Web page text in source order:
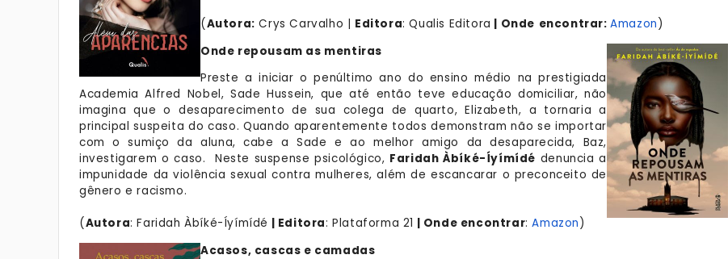
(Autora: Crys Carvalho | Editora: Qualis Editora | Onde encontrar:Amazon)
Onde repousam as mentiras
Preste a iniciar o penúltimo ano do ensino médio na prestigiada
Academia Alfred Nobel, Sade Hussein, que até então teve educação domiciliar, não
imagina que o desaparecimento de sua colega de quarto, Elizabeth, a tornaria a
principal suspeita do caso. Quando aparentemente todos demonstram não se importar
com o sumiço da aluna, cabe a Sade e ao melhor amigo da desaparecida, Baz,
investigarem o caso. Neste suspense psicológico, Faridah Àbíké-Íyímídé denuncia a
impunidade da violência sexual contra mulheres, além de escancarar o preconceito de
gênero e racismo.
(Autora: Faridah Àbíké-Íyímídé | Editora: Plataforma 21 | Onde encontrar:Amazon)
Acasos, cascas e camadas